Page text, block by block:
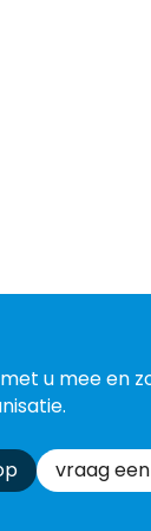
u mee en
vraag